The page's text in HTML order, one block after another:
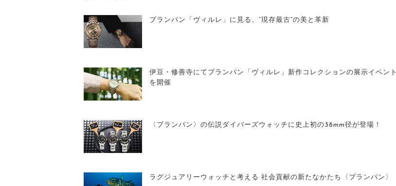
ブランパン「ヴィルレ」に見る、“現存最古”の美と革新
伊豆・修善寺にてブランパン「ヴィルレ」新作コレクションの展示イベント
を開催
〈ブランパン〉の伝説ダイバーズウォッチに史上初の38mm径が登場！
ラグジュアリーウォッチと考える 社会貢献の新たなかたち〈ブランパン〉